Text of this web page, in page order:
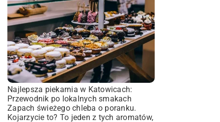
Najlepsza piekarnia w Katowicach:
Przewodnik po lokalnych smakach
Zapach świeżego chleba o poranku.
Kojarzycie to? To jeden z tych aromatów,